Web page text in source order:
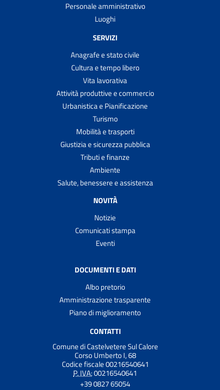
Personale amministrativo
Luoghi
SERVIZI
Anagrafe e stato civile
Cultura e tempo libero
Vita lavorativa
Attività produttive e commercio
Urbanistica e Pianificazione
Turismo
Mobilità e trasporti
Giustizia e sicurezza pubblica
Tributi e finanze
Ambiente
Salute, benessere e assistenza
NOVITÀ
Notizie
Comunicati stampa
Eventi
DOCUMENTI E DATI
Albo pretorio
Amministrazione trasparente
Piano di miglioramento
CONTATTI
Comune di Castelvetere Sul Calore
Corso Umberto I, 68
Codice fiscale 00216540641
P. IVA:00216540641
+39 0827 65054